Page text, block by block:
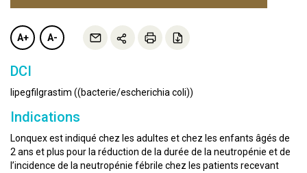
A+ A-
DCI
lipegfilgrastim ((bacterie/escherichia coli))
Indications
Lonquex est indiqué chez les adultes et chez les enfants âgés de
2 ans et plus pour la réduction de la durée de la neutropénie et de
l’incidence de la neutropénie fébrile chez les patients recevant